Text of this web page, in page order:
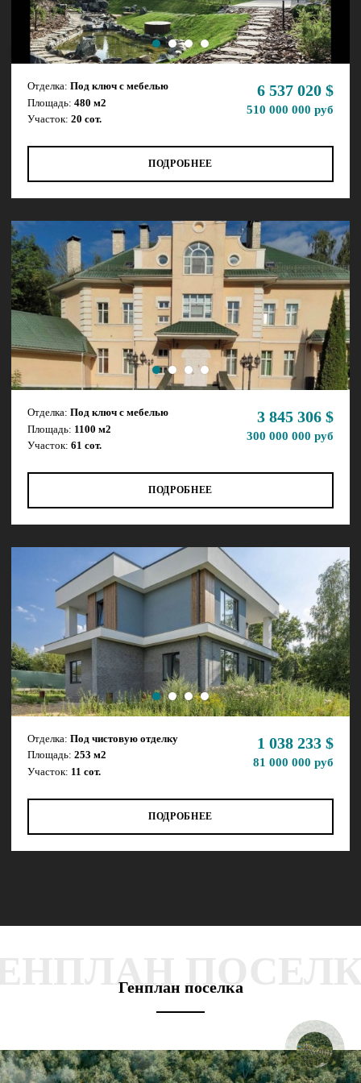
Дом ID 15199
Отделка: Под ключ с мебелью
Площадь: 480 м2
Участок: 20 сот.
6 537 020 $
510 000 000 руб
ПОДРОБНЕЕ
Дом ID 11812
Отделка: Под ключ с мебелью
Площадь: 1100 м2
Участок: 61 сот.
3 845 306 $
300 000 000 руб
ПОДРОБНЕЕ
Дом ID 14463
Отделка: Под чистовую отделку
Площадь: 253 м2
Участок: 11 сот.
1 038 233 $
81 000 000 руб
ПОДРОБНЕЕ
Генплан поселка